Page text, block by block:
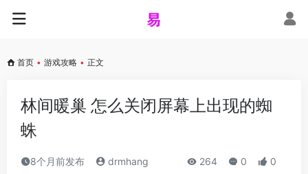
首页 • 游戏攻略 • 正文
林间暖巢 怎么关闭屏幕上出现的蜘
蛛
8个月前发布 drmhang 264 0 0